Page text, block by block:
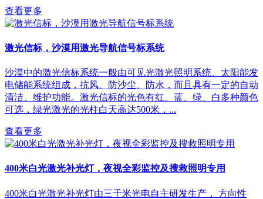
查看更多
激光信标，沙漠用激光导航信号标系统
沙漠中的激光信标系统一般由可见光激光照明系统、太阳能发
电储能系统组成，抗风、防沙尘、防水，而且具有一定的自动
清洁、维护功能。激光信标的光色有红、蓝、绿、白多种颜色
可选，绿光激光的光柱白天高达500米，...
查看更多
400米白光激光补光灯，夜视全彩监控及搜救照明专用
400米白光激光补光灯由三千米光电自主研发生产， 方向性